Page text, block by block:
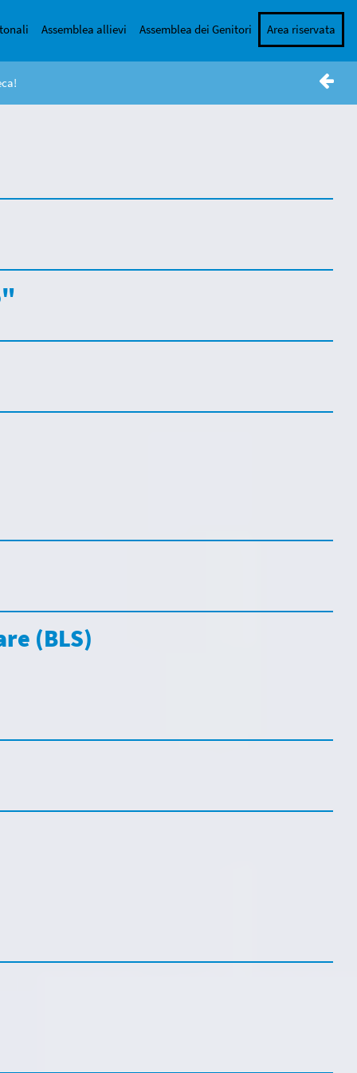
Assemblea allievi Assemblea dei Genitori Area riservata
(BLS)